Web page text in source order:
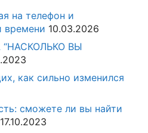
на телефон и
времени 10.03.2026
ВЫ
как сильно изменился
сможете ли вы найти
17.10.2023